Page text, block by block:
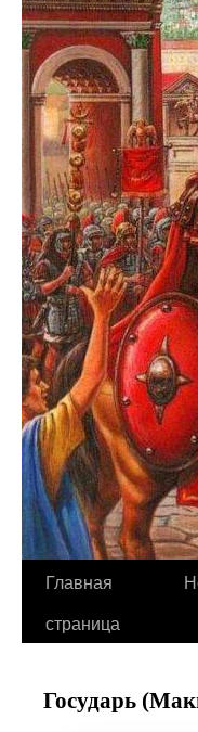
Главная
страница
Государь